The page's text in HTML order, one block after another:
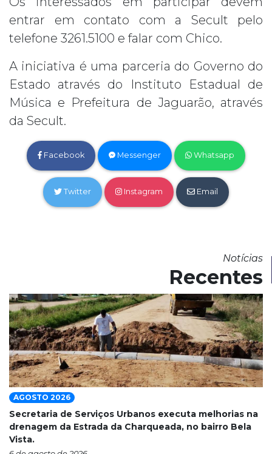
entrar em contato com a Secult pelo
telefone 3261.5100 e falar com Chico.
A iniciativa é uma parceria do Governo do
Estado através do Instituto Estadual de
Música e Prefeitura de Jaguarão, através
da Secult.
Facebook Messenger Whatsapp
Twitter Instagram Email
Notícias
Recentes
AGOSTO 2026
Secretaria de Serviços Urbanos executa melhorias na
drenagem da Estrada da Charqueada, no bairro Bela
Vista.